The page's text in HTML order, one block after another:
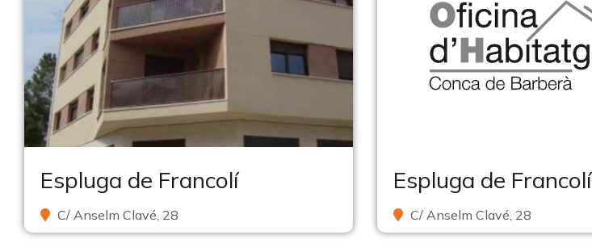
Espluga de Francolí
C/ Anselm Clavé, 28
Espluga de Francolí
C/ Anselm Clavé, 28